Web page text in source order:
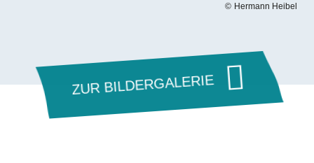
Hermann Heibel
ZUR BILDERGALERIE